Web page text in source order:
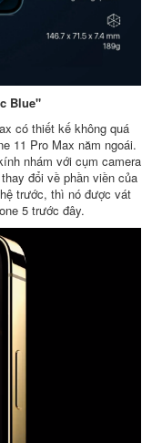
Blue"
có thiết kế không quá
11 Pro Max năm ngoái.
nhám với cụm camera
đổi về phần viền của
trước, thì nó được vát
5 trước đây.